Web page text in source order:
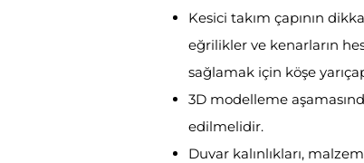
Kesici takım çapının
eğrilikler ve kenarların
sağlamak için köşe
3D modelleme
edilmelidir.
Duvar kalınlıkları,